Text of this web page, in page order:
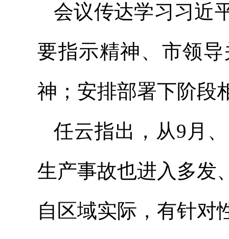
会议传达学习习近
要指示精神、市领
神；安排部署下阶段
任云指出，从9月
生产事故也进入多发
自区域实际，有针对